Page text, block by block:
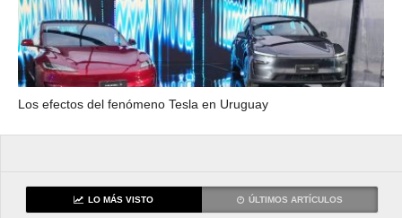
Los efectos del fenómeno Tesla en Uruguay
LO MÁS VISTO ÚLTIMOS ARTÍCULOS